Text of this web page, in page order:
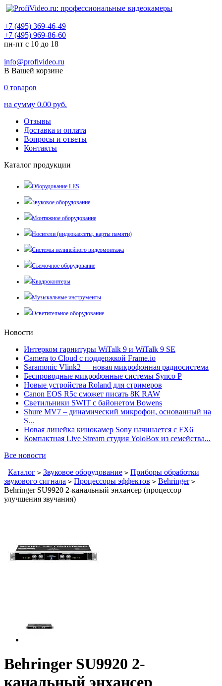
+7 (495) 369-46-49
+7 (495) 969-86-60
пн-пт с 10 до 18
info@profivideo.ru
В Вашей корзине
0 товаров
на сумму 0.00 руб.
Отзывы
Доставка и оплата
Вопросы и ответы
Контакты
Каталог продукции
Оборудование LES
Звуковое оборудование
Монтажное оборудование
Носители (видеокассеты, карты памяти)
Системы нелинейного видеомонтажа
Съемочное оборудование
Квадрокоптеры
Музыкальные инструменты
Осветительное оборудование
Новости
Интерком гарнитуры WiTalk 9 и WiTalk 9 SE
Camera to Cloud с поддержкой Frame.io
Saramonic Vlink2 — новая микрофонная радиосистема
Беспроводные микрофонные системы Synco P
Новые устройства Roland для стримеров
Canon EOS R5c сможет писать 8К RAW
Светильники SWIT с байонетом Bowens
Shure MV7 – динамический микрофон, основанный на
S...
Новая линейка кинокамер Sony начинается с FX6
Компактная Live Stream студия YoloBox из семейства...
Все новости
Каталог > Звуковое оборудование > Приборы обработки
звукового сигнала > Процессоры эффектов > Behringer >
Behringer SU9920 2-канальный энхансер (процессор
улучшения звучания)
Behringer SU9920 2-
канальный энхансер